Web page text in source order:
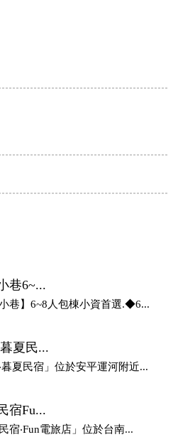
巷6~...
小巷】6~8人包棟小資首選.◆6...
夏民...
暮夏民宿」位於安平運河附近...
宿Fu...
宿‧Fun電旅店」位於台南...